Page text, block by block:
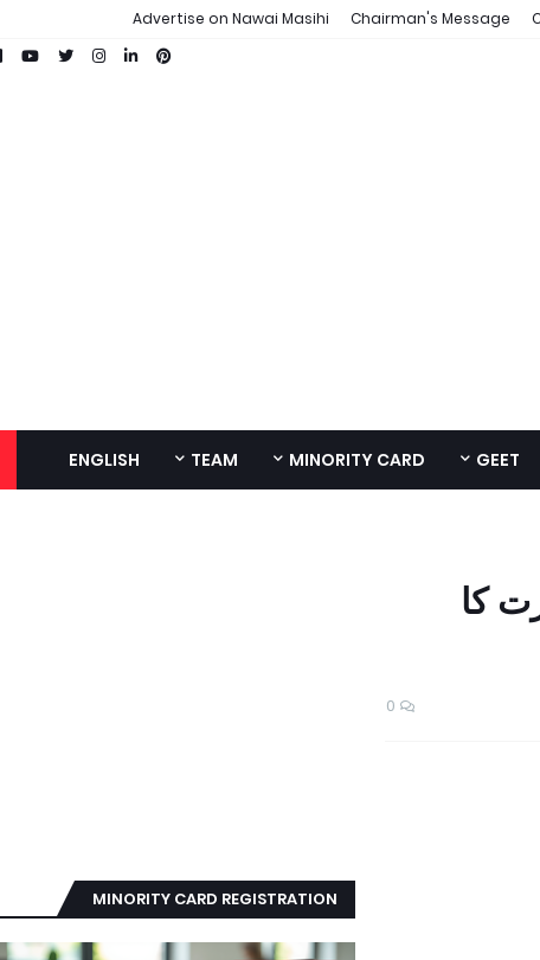
Chairman's Message
Advertise on Nawai Masihi
GEET
MINORITY CARD
TEAM
ENGLISH
کا
0
MINORITY CARD REGISTRATION